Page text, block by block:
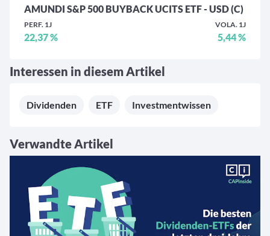
AMUNDI S&P 500 BUYBACK UCITS ETF - USD (C)
PERF. 1J
22,37 %
VOLA. 1J
5,44 %
Interessen in diesem Artikel
Dividenden ETF Investmentwissen
Verwandte Artikel